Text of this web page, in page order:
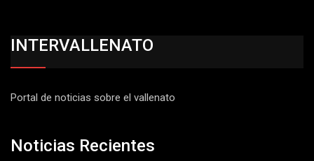
INTERVALLENATO
Portal de noticias sobre el vallenato
Noticias Recientes